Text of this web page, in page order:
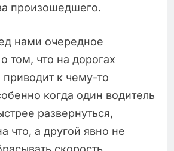
произошедшего.
нами очередное
том, что на дорогах
к чему-то
когда один водитель
развернуться,
что, а другой явно не